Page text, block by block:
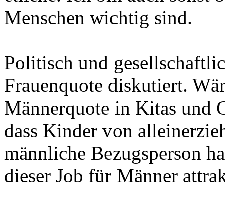
Menschen wichtig sind.
Politisch und
Frauenquote diskutiert.
Männerquote in Kitas und
dass Kinder von
männliche Bezugsperson
dieser Job für Männer